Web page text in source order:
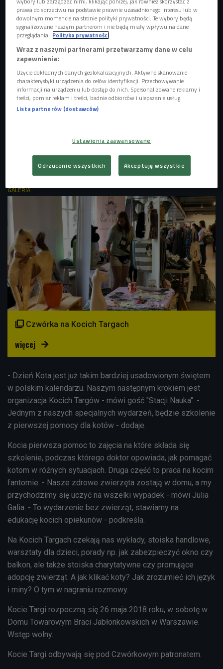
Czwórkowa relacja z kocich targów (Pierwsze
słyszę/Czwórka)
Foto: pixabay
GALERIA
 Czwórka na Kocich Targach
więcej 
- Dzień Kota jest już takim bardziej usadowionym świętem
w polskim kalendarzu. Naszym następnym krokiem jest
organizacja Kocich Targów - mówi gość "Stacji Nauka". -
Jednym z naszych specjalnych wydarzeń, będzie szkolenie
z pierwszej pomocy dla kotów - dodaje.
Kocia pierwsza pomoc to zajęcia na które składa się
szkolenie, podczas którego doktor opowiada, jak pomagać
kotom w różnych sytuacjach. Druga część to praca na kocim
fantomie. - Nasze zdrowe zwierzęta zostają w domu, a my
przychodzimy się uczyć na wszelki wypadek - mówi Julia
Galia. - To wydarzenie bez zwierząt, stawiamy na
edukację kocich opiekunów - podkreśla.
Na Kocich Targach czekają nas wykłady, stoiska handlowe,
warsztaty dla dzieci, porady np. jak zabezpieczyć okno czy
balkon, ale także stoiska charytatywne czy promujące
adopcję zwierząt. A jak klikać koty? Jak zrozumieć ich język
i miny? O tym w nagraniu rozmowy.
Kocie Targi rozpoczną się 26 maja 2018 roku, w sobotę w
Domu Towarowym Braci Jabłonkowskich w Warszawie.
Wstęp wolny.
Kocie Targi odbywają się pod Czwórkowym patronatem.
prawa do sprzeciwu na podstawie prawnie uzasadnionego interesu lub w
dowolnym momencie na stronie polityki prywatności. Te wybory będą
sygnalizowane naszym partnerom i nie będą miały wpływu na dane
przeglądania. Polityka prywatności
Wraz z naszymi partnerami przetwarzamy dane w celu
zapewnienia:
Użycie dokładnych danych geolokalizacyjnych. Aktywne skanowanie
charakterystyki urządzenia do celów identyfikacji. Przechowywanie
informacji na urządzeniu lub dostęp do nich. Spersonalizowane reklamy i
treści, pomiar reklam i treści, badnie odbiorców i ulepszanie usług.
Lista partnerów (dostawców)
Ustawienia zaawansowane
Odrzucenie wszystkich Akceptuję wszystkie